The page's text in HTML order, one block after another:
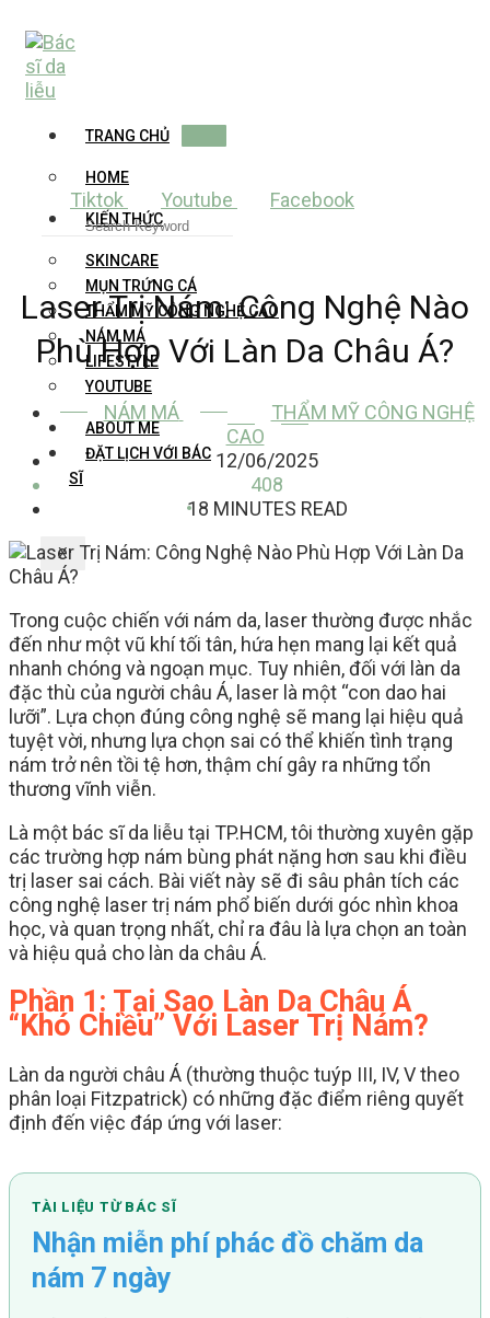
content
TRANG CHỦ
HOME
KIẾN THỨC
SKINCARE
MỤN TRỨNG CÁ
THẨM MỸ CÔNG NGHỆ CAO
NÁM MÁ
LIFESTYLE
YOUTUBE
ABOUT ME
ĐẶT LỊCH VỚI BÁC
SĨ
X
Tiktok Youtube Facebook
Laser Trị Nám: Công Nghệ Nào
Phù Hợp Với Làn Da Châu Á?
NÁM MÁ
THẨM MỸ CÔNG NGHỆ
CAO
12/06/2025
408
18 MINUTES READ
Trong cuộc chiến với nám da, laser thường được nhắc
đến như một vũ khí tối tân, hứa hẹn mang lại kết quả
nhanh chóng và ngoạn mục. Tuy nhiên, đối với làn da
đặc thù của người châu Á, laser là một “con dao hai
lưỡi”. Lựa chọn đúng công nghệ sẽ mang lại hiệu quả
tuyệt vời, nhưng lựa chọn sai có thể khiến tình trạng
nám trở nên tồi tệ hơn, thậm chí gây ra những tổn
thương vĩnh viễn.
Là một bác sĩ da liễu tại TP.HCM, tôi thường xuyên gặp
các trường hợp nám bùng phát nặng hơn sau khi điều
trị laser sai cách. Bài viết này sẽ đi sâu phân tích các
công nghệ laser trị nám phổ biến dưới góc nhìn khoa
học, và quan trọng nhất, chỉ ra đâu là lựa chọn an toàn
và hiệu quả cho làn da châu Á.
Phần 1: Tại Sao Làn Da Châu Á
“Khó Chiều” Với Laser Trị Nám?
Làn da người châu Á (thường thuộc tuýp III, IV, V theo
phân loại Fitzpatrick) có những đặc điểm riêng quyết
định đến việc đáp ứng với laser:
TÀI LIỆU TỪ BÁC SĨ
Nhận miễn phí phác đồ chăm da
nám 7 ngày